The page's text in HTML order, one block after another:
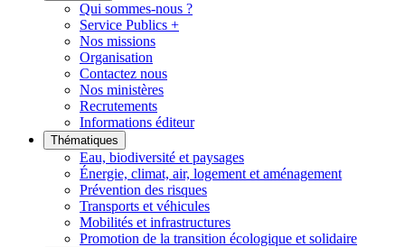
Qui sommes-nous ?
Service Publics +
Nos missions
Organisation
Contactez nous
Nos ministères
Recrutements
Informations éditeur
Thématiques
Eau, biodiversité et paysages
Énergie, climat, air, logement et aménagement
Prévention des risques
Transports et véhicules
Mobilités et infrastructures
Promotion de la transition écologique et solidaire